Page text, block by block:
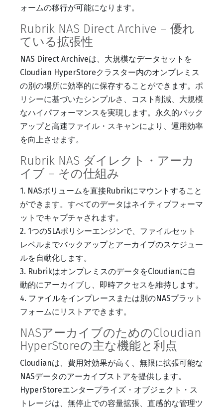
ォームの移行が可能になります。
Rubrik NAS Direct Archive – 優れ
ている拡張性
NAS Direct Archiveは、大規模なデータセットを
Cloudian HyperStoreクラスター内のオンプレミス
の別の場所に効率的に保存することができます。ポ
リシーに基づいたシンプルさ、コスト削減、大規模
なハイパフォーマンスを実現します。永久的バック
アップと高速ファイル・スキャンにより、運用効率
を向上させます。
Rubrik NAS ダイレクト・アーカ
イブ – その仕組み
1. NASボリュームを直接Rubrikにマウントすること
ができます。すべてのデータはネイティブフォーマ
ットでキャプチャされます。
2. 1つのSLAポリシーエンジンで、ファイルセット
レベルまでバックアップとアーカイブのスケジュー
ルを自動化します。
3. RubrikはオンプレミスのデータをCloudianに自
動的にアーカイブし、即時アクセスを維持します。
4. ファイルをインプレースまたは別のNASプラット
フォームにリストアできます。
NASアーカイブのためのCloudian
HyperStoreの主な機能と利点
Cloudianは、費用対効果が高く、無限に拡張可能な
NASデータのアーカイブストアを提供します。
HyperStoreエンタープライズ・オブジェクト・ス
トレージは、無停止での容量拡張、直感的な管理ツ